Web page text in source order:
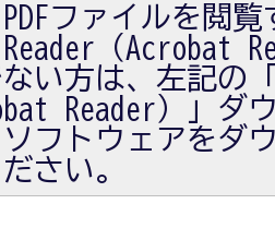
PDFファイルを閲
Reader（Acrobat
い方は、左記の
Reader）」ダ
フトウェアをダ
さい。